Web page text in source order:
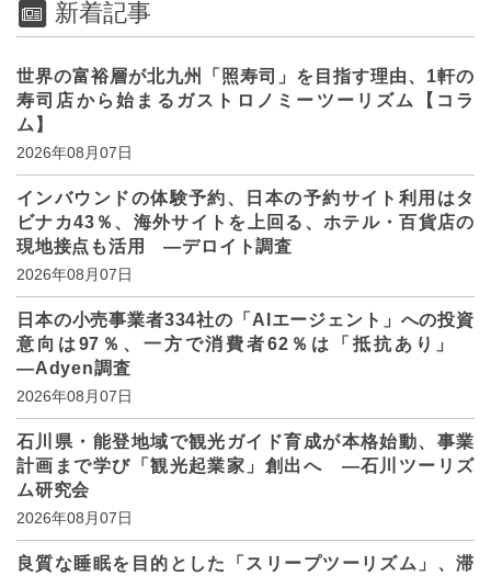
新着記事
世界の富裕層が北九州「照寿司」を目指す理由、1軒の
寿司店から始まるガストロノミーツーリズム【コラ
ム】
2026年08月07日
インバウンドの体験予約、日本の予約サイト利用はタ
ビナカ43％、海外サイトを上回る、ホテル・百貨店の
現地接点も活用 ―デロイト調査
2026年08月07日
日本の小売事業者334社の「AIエージェント」への投資
意向は97％、一方で消費者62％は「抵抗あり」
―Adyen調査
2026年08月07日
石川県・能登地域で観光ガイド育成が本格始動、事業
計画まで学び「観光起業家」創出へ ―石川ツーリズ
ム研究会
2026年08月07日
良質な睡眠を目的とした「スリープツーリズム」、滞